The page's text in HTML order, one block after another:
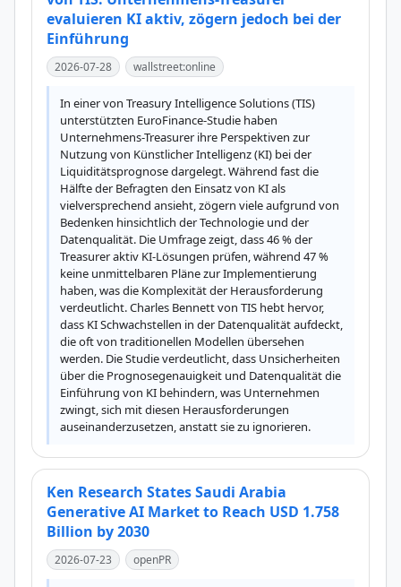
evaluieren KI aktiv, zögern jedoch bei der
Einführung
2026-07-28 wallstreet:online
In einer von Treasury Intelligence Solutions (TIS)
unterstützten EuroFinance-Studie haben
Unternehmens-Treasurer ihre Perspektiven zur
Nutzung von Künstlicher Intelligenz (KI) bei der
Liquiditätsprognose dargelegt. Während fast die
Hälfte der Befragten den Einsatz von KI als
vielversprechend ansieht, zögern viele aufgrund von
Bedenken hinsichtlich der Technologie und der
Datenqualität. Die Umfrage zeigt, dass 46 % der
Treasurer aktiv KI-Lösungen prüfen, während 47 %
keine unmittelbaren Pläne zur Implementierung
haben, was die Komplexität der Herausforderung
verdeutlicht. Charles Bennett von TIS hebt hervor,
dass KI Schwachstellen in der Datenqualität aufdeckt,
die oft von traditionellen Modellen übersehen
werden. Die Studie verdeutlicht, dass Unsicherheiten
über die Prognosegenauigkeit und Datenqualität die
Einführung von KI behindern, was Unternehmen
zwingt, sich mit diesen Herausforderungen
auseinanderzusetzen, anstatt sie zu ignorieren.
Ken Research States Saudi Arabia
Generative AI Market to Reach USD 1.758
Billion by 2030
2026-07-23 openPR